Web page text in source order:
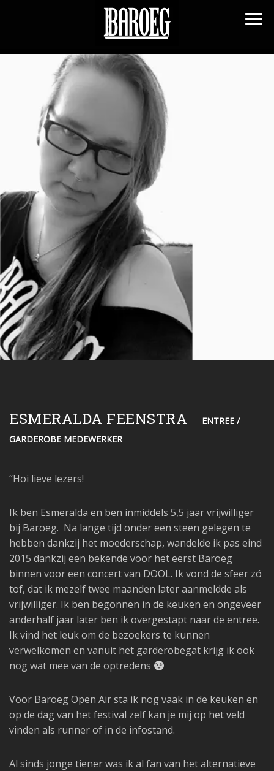
ESMERALDA FEENSTRA
ENTREE /
GARDEROBE MEDEWERKER
“Hoi lieve lezers!
Ik ben Esmeralda en ben inmiddels 5,5 jaar vrijwilliger
bij Baroeg. Na lange tijd onder een steen gelegen te
hebben dankzij het moederschap, wandelde ik pas eind
2015 dankzij een bekende voor het eerst Baroeg
binnen voor een concert van DOOL. Ik vond de sfeer zó
tof, dat ik mezelf twee maanden later aanmeldde als
vrijwilliger. Ik ben begonnen in de keuken en ongeveer
anderhalf jaar later ben ik overgestapt naar de entree.
Ik vind het leuk om de bezoekers te kunnen
verwelkomen en vanuit het garderobegat krijg ik ook
nog wat mee van de optredens
Voor Baroeg Open Air sta ik nog vaak in de keuken en
op de dag van het festival zelf kan je mij op het veld
vinden als runner of in de infostand.
Al sinds jonge tiener was ik al fan van het alternatieve